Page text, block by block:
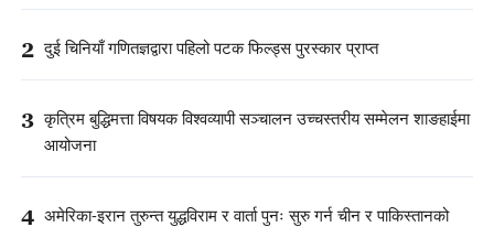
2 दुई चिनियाँ गणितज्ञद्वारा पहिलो पटक फिल्ड्स पुरस्कार प्राप्त
3 कृत्रिम बुद्धिमत्ता विषयक विश्वव्यापी सञ्चालन उच्चस्तरीय सम्मेलन शाङहाईमा
आयोजना
4 अमेरिका-इरान तुरुन्त युद्धविराम र वार्ता पुनः सुरु गर्न चीन र पाकिस्तानको